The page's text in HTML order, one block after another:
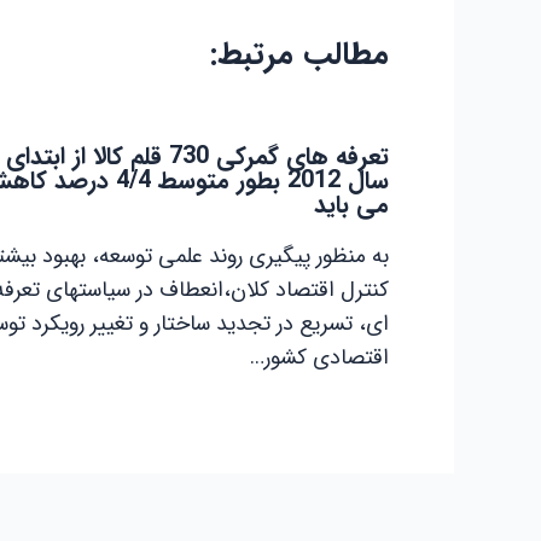
مطالب مرتبط:
تعرفه های گمرکی 730 قلم کالا از ابتدای
سال 2012 بطور متوسط 4/4
می باید
به منظور پیگیری روند علمی توسعه، بهبود
کنترل اقتصاد کلان،انعطاف در سیاستهای
ای، تسریع در تجدید ساختار و تغییر رویکرد
اقتصادی کشور…